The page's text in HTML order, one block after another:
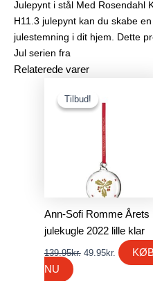
Julepynt i stål Med Rosendahl
H11.3 julepynt kan du skabe
julestemning i dit hjem. Dette
Jul serien fra
Relaterede varer
Tilbud!
Tilbud!
Ann-Sofi Romme Årets
julekugle 2022 lille klar
139.95kr.
oprindelige
pris
139.95kr..
49.95kr.
NU